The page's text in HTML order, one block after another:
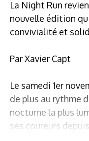
La Night Run
nouvelle édition
convivialité et
Par Xavier Capt
Le samedi 1er
de plus au rythme
nocturne la plus
ses coureurs depuis